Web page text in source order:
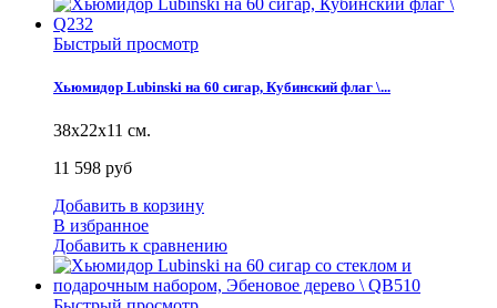
Быстрый просмотр
Хьюмидор Lubinski на 60 сигар, Кубинский флаг \...
38х22х11 см.
11 598 руб
Добавить в корзину
В избранное
Добавить к сравнению